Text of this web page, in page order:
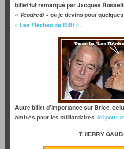
billet fut remarqué par Jacques
« Vendredi» où je devins pour
« Les Flèches de BiBi ».
Autre billet d’importance sur Brice,
amitiés pour les milliardaires.Ici pour
THIERRY